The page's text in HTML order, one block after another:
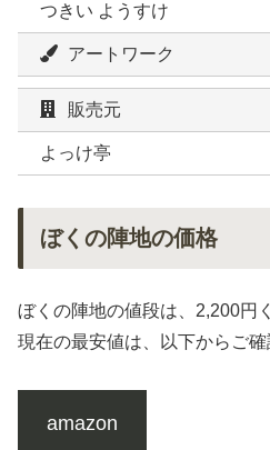
つきい ようすけ
アートワーク
販売元
よっけ亭
ぼくの陣地の価格
ぼくの陣地の値段は、2,200円
現在の最安値は、以下からご確
amazon